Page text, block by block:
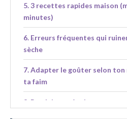
3 recettes rapides maison
minutes)
Erreurs fréquentes qui
sèche
Adapter le goûter selon ton
ta faim
Produits et équipements